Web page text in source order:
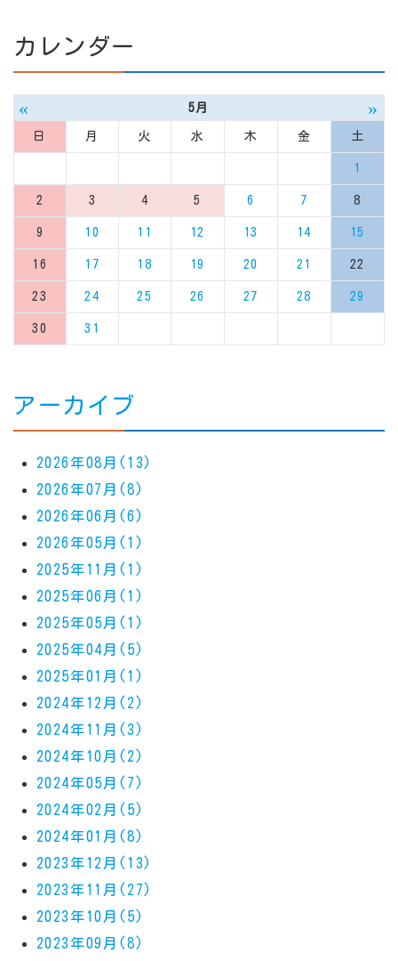
カレンダー
« 5月 »
日 月 火 水 木 金 土
1
2 3 4 5 6 7 8
9 10 11 12 13 14 15
16 17 18 19 20 21 22
23 24 25 26 27 28 29
30 31
アーカイブ
2026年08月(13)
2026年07月(8)
2026年06月(6)
2026年05月(1)
2025年11月(1)
2025年06月(1)
2025年05月(1)
2025年04月(5)
2025年01月(1)
2024年12月(2)
2024年11月(3)
2024年10月(2)
2024年05月(7)
2024年02月(5)
2024年01月(8)
2023年12月(13)
2023年11月(27)
2023年10月(5)
2023年09月(8)